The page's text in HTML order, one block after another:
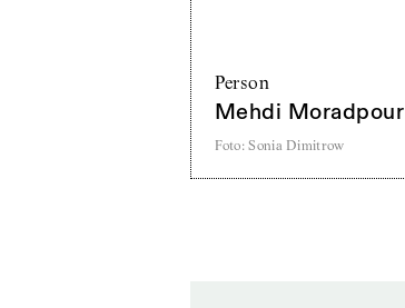
Person
Mehdi Moradpour
Foto: Sonia Dimitrow